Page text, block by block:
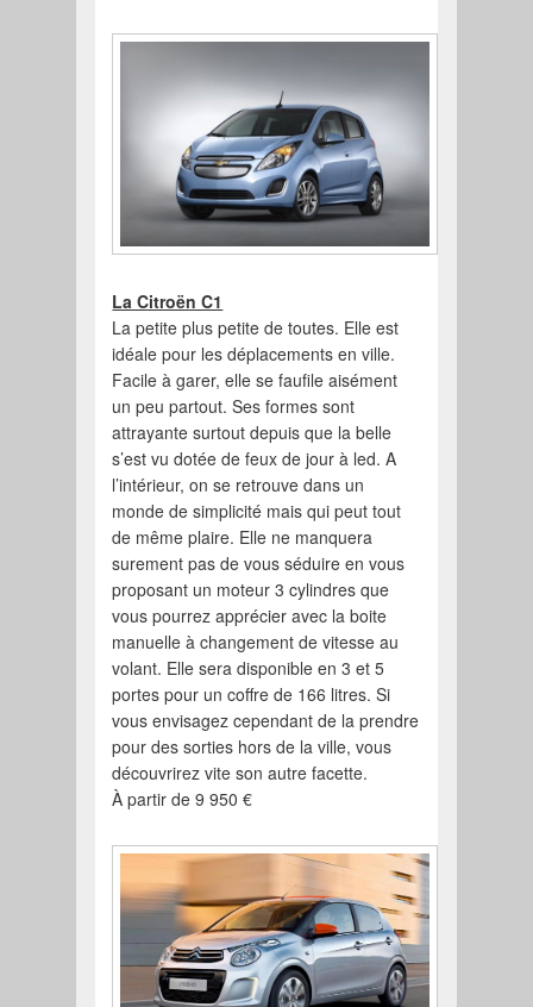
La Citroën C1
La petite plus petite de toutes. Elle est
idéale pour les déplacements en ville.
Facile à garer, elle se faufile aisément
un peu partout. Ses formes sont
attrayante surtout depuis que la belle
s’est vu dotée de feux de jour à led. A
l’intérieur, on se retrouve dans un
monde de simplicité mais qui peut tout
de même plaire. Elle ne manquera
surement pas de vous séduire en vous
proposant un moteur 3 cylindres que
vous pourrez apprécier avec la boite
manuelle à changement de vitesse au
volant. Elle sera disponible en 3 et 5
portes pour un coffre de 166 litres. Si
vous envisagez cependant de la prendre
pour des sorties hors de la ville, vous
découvrirez vite son autre facette.
À partir de 9 950 €